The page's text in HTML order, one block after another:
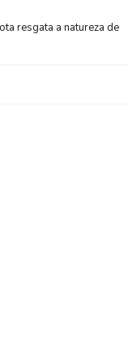
resgata a natureza de